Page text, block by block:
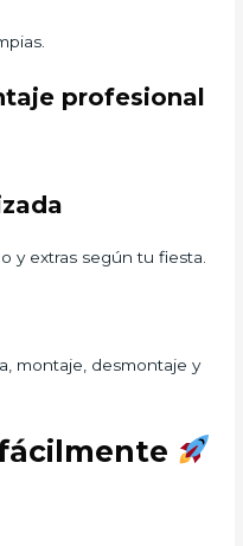
profesional
y extras según tu fiesta.
montaje, desmontaje y